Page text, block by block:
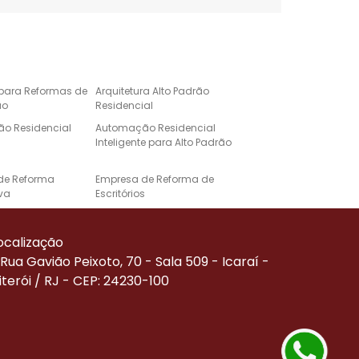
Reformas de
Arquitetura Alto Padrão
Residencial
Residencial
Automação Residencial
Inteligente para Alto Padrão
Reforma
Empresa de Reforma de
Escritórios
Residenciais de
Serviço de Automação
Rua Gavião Peixoto, 70 - Sala 509 - Icaraí -
/ RJ - CEP: 24230-100